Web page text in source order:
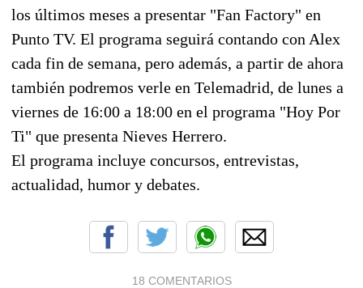
los últimos meses a presentar "Fan Factory" en
Punto TV. El programa seguirá contando con Alex
cada fin de semana, pero además, a partir de ahora
también podremos verle en Telemadrid, de lunes a
viernes de 16:00 a 18:00 en el programa "Hoy Por
Ti" que presenta Nieves Herrero.
El programa incluye concursos, entrevistas,
actualidad, humor y debates.
18 COMENTARIOS